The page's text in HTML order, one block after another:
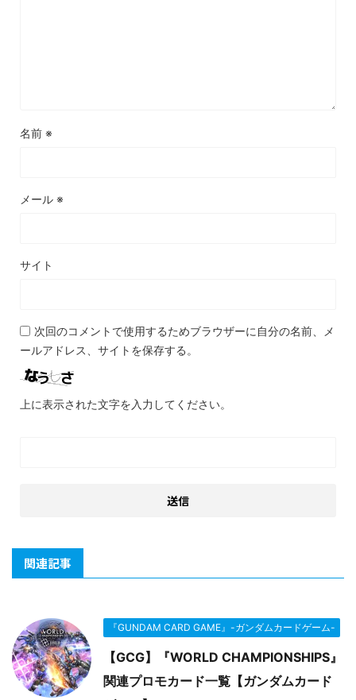
名前 ※
メール ※
サイト
次回のコメントで使用するためブラウザーに自分の名前、メ
ールアドレス、サイトを保存する。
上に表示された文字を入力してください。
関連記事
『GUNDAM CARD GAME』-ガンダムカードゲーム-
【GCG】『WORLD CHAMPIONSHIPS』
関連プロモカード一覧【ガンダムカード